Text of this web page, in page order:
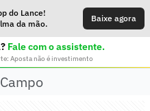
do Lance!
da mão.
Baixe agora
Fale com o assistente.
Aposta não é investimento